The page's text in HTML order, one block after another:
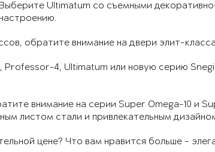
Ultimatum со съемными
обратите внимание на двери элит-
4, Ultimatum или новую серию
внимание на серии Super Omega-10 и
листом стали и привлекательным
цене? Что вам нравится больше -